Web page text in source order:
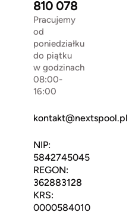
810 078
Pracujemy
od
poniedziałku
do piątku
w godzinach
08:00-
16:00
kontakt@nextspool.pl
NIP:
5842745045
REGON:
362883128
KRS:
0000584010